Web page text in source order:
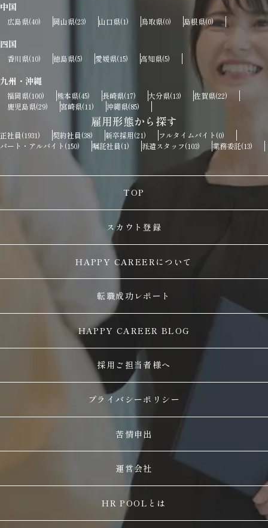
中国
広島県(40) 岡山県(23) 山口県(1) 鳥取県(0) 島根県(0)
四国
香川県(10) 徳島県(5) 愛媛県(15) 高知県(5)
九州・沖縄
福岡県(100) 熊本県(45) 長崎県(17) 大分県(13) 佐賀県(22)
鹿児島県(29) 宮崎県(11) 沖縄県(85)
雇用形態から探す
正社員(1931) 契約社員(38) 新卒採用(21) フルタイムバイト (0)
パート・アルバイト (150) 嘱託社員(1) 派遣スタッフ(103) 業務委託(13)
TOP
スカウト登録
HAPPY CAREERについて
転職成功レポート
HAPPY CAREER BLOG
採用ご担当者様へ
プライバシーポリシー
苦情申出
運営会社
HR POOLとは